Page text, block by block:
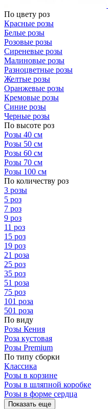
По цвету роз
Красные розы
Белые розы
Розовые розы
Сиреневые розы
Малиновые розы
Разноцветные розы
Желтые розы
Оранжевые розы
Кремовые розы
Синие розы
Черные розы
По высоте роз
Розы 40 см
Розы 50 см
Розы 60 см
Розы 70 см
Розы 100 см
По количеству роз
3 розы
5 роз
7 роз
9 роз
11 роз
15 роз
19 роз
21 роза
25 роз
35 роз
51 роза
75 роз
101 роза
501 роза
По виду
Розы Кения
Роза кустовая
Розы Premium
По типу сборки
Классика
Розы в корзине
Розы в шляпной коробке
Розы в форме сердца
Показать еще